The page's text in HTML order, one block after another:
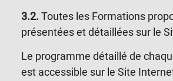
3.2. Toutes les Formations
présentées et détaillées sur le
Le programme détaillé de
est accessible sur le Site